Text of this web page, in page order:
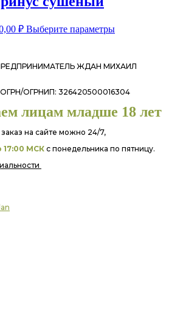
₽ Выберите параметрыЭтот
вариаций.
можно
на
ЖДАН МИХАИЛ
ОГРНИП: 326420500016304
лицам младше 18 лет
на сайте можно 24/7,
17:00 МСК с понедельника по пятницу.